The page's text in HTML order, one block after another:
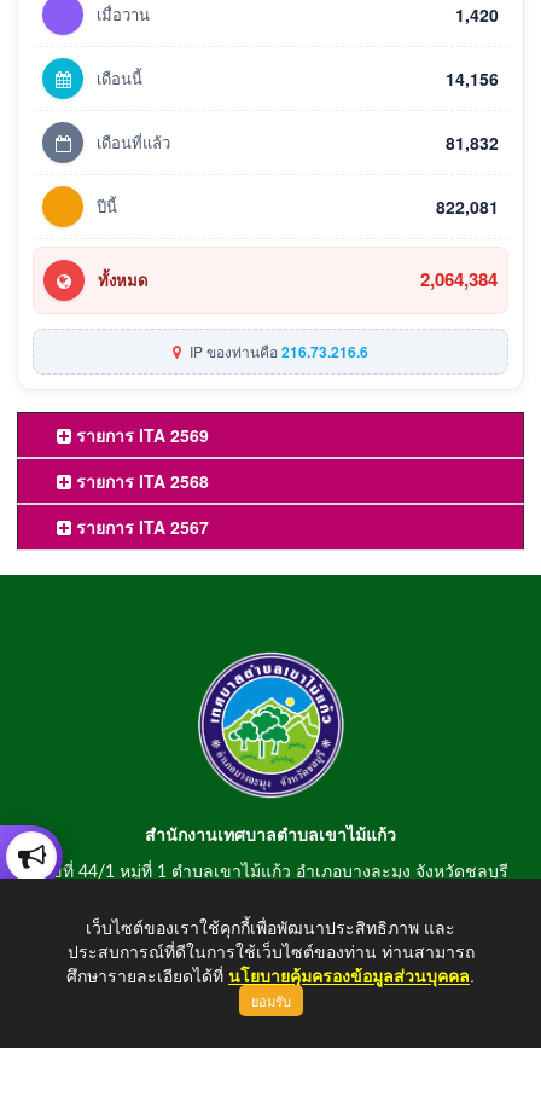
เมื่อวาน 1,420
เดือนนี้ 14,156
เดือนที่แล้ว 81,832
ปีนี้ 822,081
ทั้งหมด 2,064,384
IP ของท่านคือ216.73.216.6
รายการ ITA 2569
รายการ ITA 2568
รายการ ITA 2567
สำนักงานเทศบาลตำบลเขาไม้แก้ว
เลขที่ 44/1 หมู่ที่ 1 ตำบลเขาไม้แก้ว อำเภอบางละมุง จังหวัดชลบุรี
สอบถามข้อมูลโทรศัพท์/โทรสาร 0-3807-2634-5
E-mail : saraban@khaomaikaew.go.th
เว็บไซต์ของเราใช้คุกกี้เพื่อพัฒนาประสิทธิภาพ และ
ประสบการณ์ที่ดีในการใช้เว็บไซต์ของท่าน ท่านสามารถ
ศึกษารายละเอียดได้ที่ นโยบายคุ้มครองข้อมูลส่วนบุคคล.
ยอมรับ